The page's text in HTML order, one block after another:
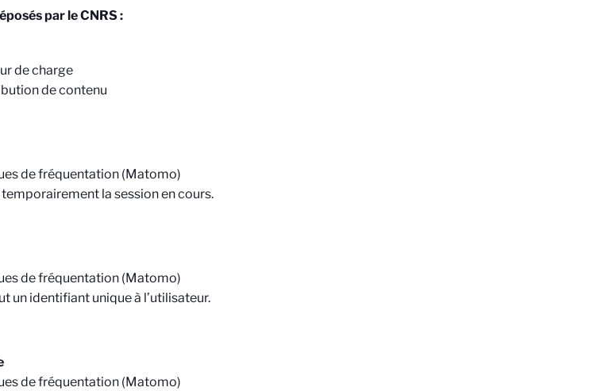
par le CNRS :
de charge
de contenu
de fréquentation (Matomo)
la session en cours.
de fréquentation (Matomo)
un identifiant unique à l’utilisateur.
de fréquentation (Matomo)